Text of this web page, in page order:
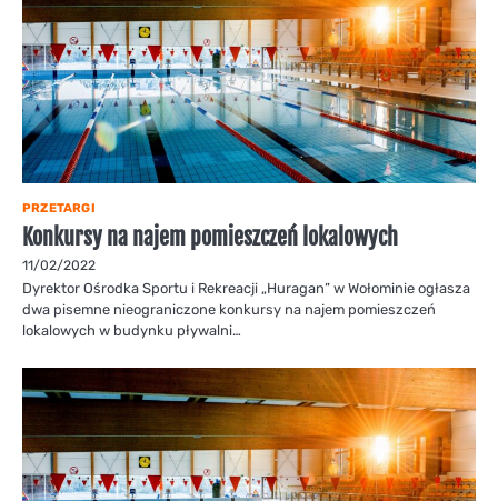
PRZETARGI
Konkursy na najem pomieszczeń lokalowych
11/02/2022
Dyrektor Ośrodka Sportu i Rekreacji „Huragan” w Wołominie ogłasza
dwa pisemne nieograniczone konkursy na najem pomieszczeń
lokalowych w budynku pływalni…